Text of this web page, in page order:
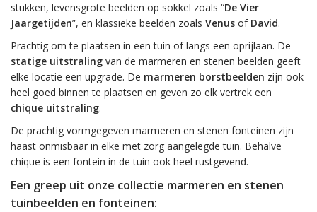
stukken, levensgrote beelden op sokkel zoals “De Vier
Jaargetijden”, en klassieke beelden zoals Venus of David.
Prachtig om te plaatsen in een tuin of langs een oprijlaan. De
statige uitstraling van de marmeren en stenen beelden geeft
elke locatie een upgrade. De marmeren borstbeelden zijn ook
heel goed binnen te plaatsen en geven zo elk vertrek een
chique uitstraling.
De prachtig vormgegeven marmeren en stenen fonteinen zijn
haast onmisbaar in elke met zorg aangelegde tuin. Behalve
chique is een fontein in de tuin ook heel rustgevend.
Een greep uit onze collectie marmeren en stenen
tuinbeelden en fonteinen: